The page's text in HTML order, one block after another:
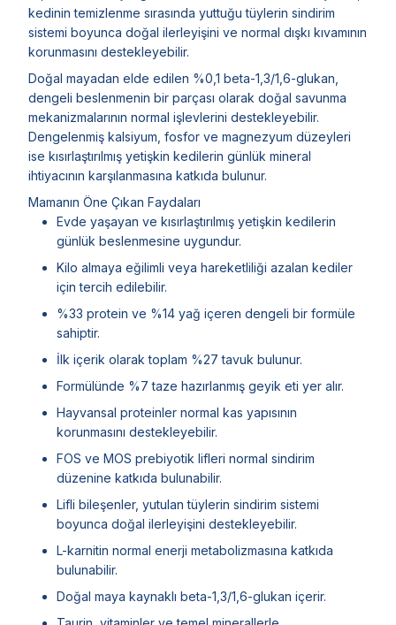
kedinin temizlenme sırasında yuttuğu tüylerin sindirim
sistemi boyunca doğal ilerleyişini ve normal dışkı kıvamının
korunmasını destekleyebilir.
Doğal mayadan elde edilen %0,1 beta-1,3/1,6-glukan,
dengeli beslenmenin bir parçası olarak doğal savunma
mekanizmalarının normal işlevlerini destekleyebilir.
Dengelenmiş kalsiyum, fosfor ve magnezyum düzeyleri
ise kısırlaştırılmış yetişkin kedilerin günlük mineral
ihtiyacının karşılanmasına katkıda bulunur.
Mamanın Öne Çıkan Faydaları
Evde yaşayan ve kısırlaştırılmış yetişkin kedilerin
günlük beslenmesine uygundur.
Kilo almaya eğilimli veya hareketliliği azalan kediler
için tercih edilebilir.
%33 protein ve %14 yağ içeren dengeli bir formüle
sahiptir.
İlk içerik olarak toplam %27 tavuk bulunur.
Formülünde %7 taze hazırlanmış geyik eti yer alır.
Hayvansal proteinler normal kas yapısının
korunmasını destekleyebilir.
FOS ve MOS prebiyotik lifleri normal sindirim
düzenine katkıda bulunabilir.
Lifli bileşenler, yutulan tüylerin sindirim sistemi
boyunca doğal ilerleyişini destekleyebilir.
L-karnitin normal enerji metabolizmasına katkıda
bulunabilir.
Doğal maya kaynaklı beta-1,3/1,6-glukan içerir.